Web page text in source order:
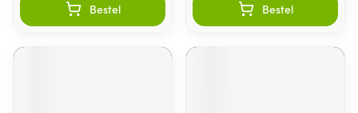
Bestel Bestel